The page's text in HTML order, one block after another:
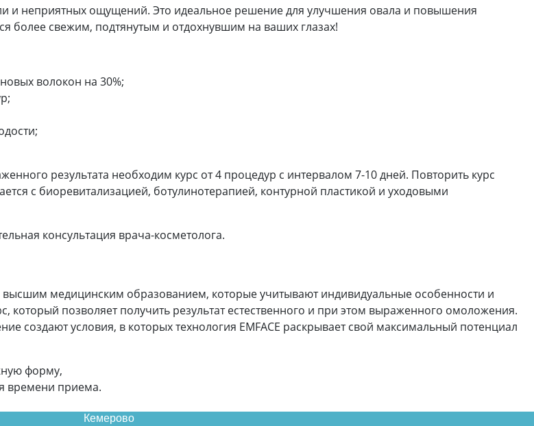
и неприятных ощущений. Это идеальное решение для улучшения овала и повышения
более свежим, подтянутым и отдохнувшим на ваших глазах!
волокон на 30%;
результата необходим курс от 4 процедур с интервалом 7-10 дней. Повторить курс
с биоревитализацией, ботулинотерапией, контурной пластикой и уходовыми
консультация врача-косметолога.
высшим медицинским образованием, которые учитывают индивидуальные особенности и
позволяет получить результат естественного и при этом выраженного омоложения.
создают условия, в которых технология EMFACE раскрывает свой максимальный потенциал
форму,
времени приема.
Кемерово